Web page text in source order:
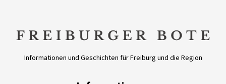
Informationen und Geschichten für Freiburg und die Region